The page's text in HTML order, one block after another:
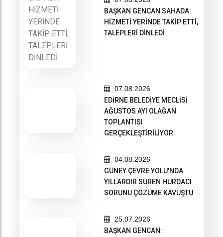
BAŞKAN GENCAN SAHADA:
HİZMETİ YERİNDE TAKİP ETTİ,
TALEPLERİ DİNLEDİ
07.08.2026
EDİRNE BELEDİYE MECLİSİ
AĞUSTOS AYI OLAĞAN
TOPLANTISI
GERÇEKLEŞTİRİLİYOR
04.08.2026
GÜNEY ÇEVRE YOLU'NDA
YILLARDIR SÜREN HURDACI
SORUNU ÇÖZÜME KAVUŞTU
25.07.2026
BAŞKAN GENCAN: